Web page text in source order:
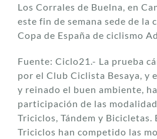
Los Corrales de Buelna, en
este fin de semana sede de la
Copa de España de ciclismo
Fuente: Ciclo21.- La prueba
por el Club Ciclista Besaya, y
y reinado el buen ambiente,
participación de las
Triciclos, Tándem y Bicicletas.
Triciclos han competido las